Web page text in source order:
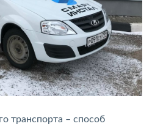
транспорта – способ